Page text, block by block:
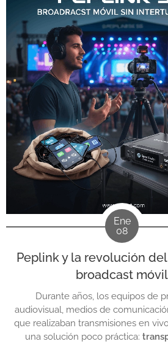
Ene
08
Peplink y la revolución
broadcast móvil
Durante años, los equipos de
audiovisual, medios de
que realizaban transmisiones en
una solución poco práctica: